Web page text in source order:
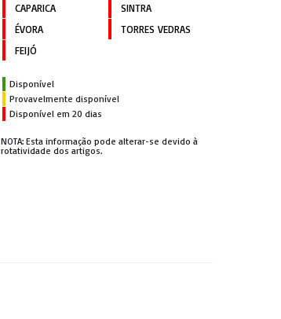
CAPARICA
ÉVORA
FEIJÓ
SINTRA
TORRES VEDRAS
Disponível
Provavelmente disponível
Disponível em 20 dias
NOTA: Esta informação pode alterar-se devido à
rotatividade dos artigos.